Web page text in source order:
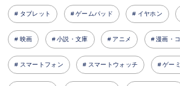
タブレット ゲームパッド イヤホン
映画 小説・文庫 アニメ 漫画・
スマートフォン スマートウォッチ ゲー